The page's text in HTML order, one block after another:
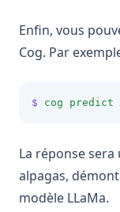
Enfin, vous
Cog. Par
$ cog predict
La réponse
alpagas,
modèle LLaMa.